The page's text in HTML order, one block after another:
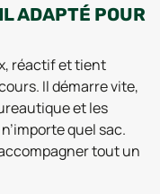
ADAPTÉ POUR
réactif et tient
Il démarre vite,
et les
quel sac.
tout un